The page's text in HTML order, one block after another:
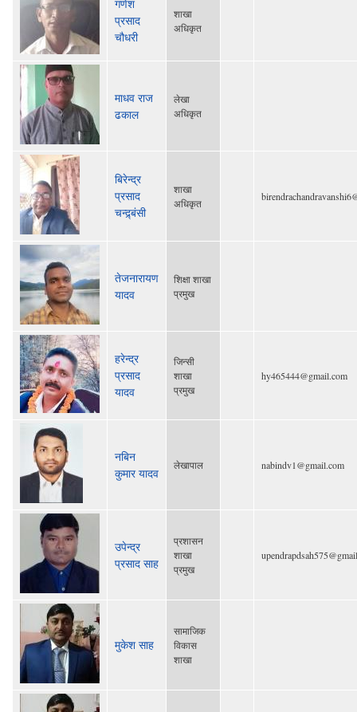
गणेश
प्रसाद
चौधरी
शाखा
अधिकृत
माधव राज
ढकाल
लेखा
अधिकृत
बिरेन्द्र
प्रसाद
चन्द्र्बंसी
शाखा
अधिकृत
तेजनारायण
यादव
शिक्षा शाखा
प्रमुख
हरेन्द्र
प्रसाद
यादव
जिन्सी
शाखा
प्रमुख
hy465444@gmail.com
नबिन
कुमार यादव
लेखापाल nabindv1@gmail.com
उपेन्द्र
प्रसाद साह
प्रशासन
शाखा
प्रमुख
मुकेश साह
सामाजिक
विकास
शाखा